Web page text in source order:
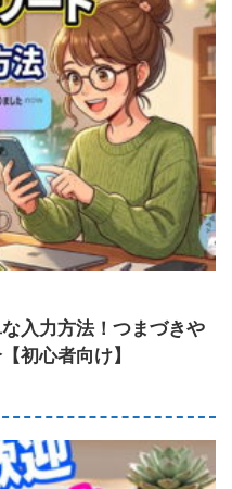
入力方法！つまづきや
初心者向け】